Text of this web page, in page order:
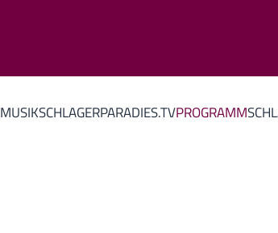
MUSIKSCHLAGERPARADIES.TVPROGRAMM